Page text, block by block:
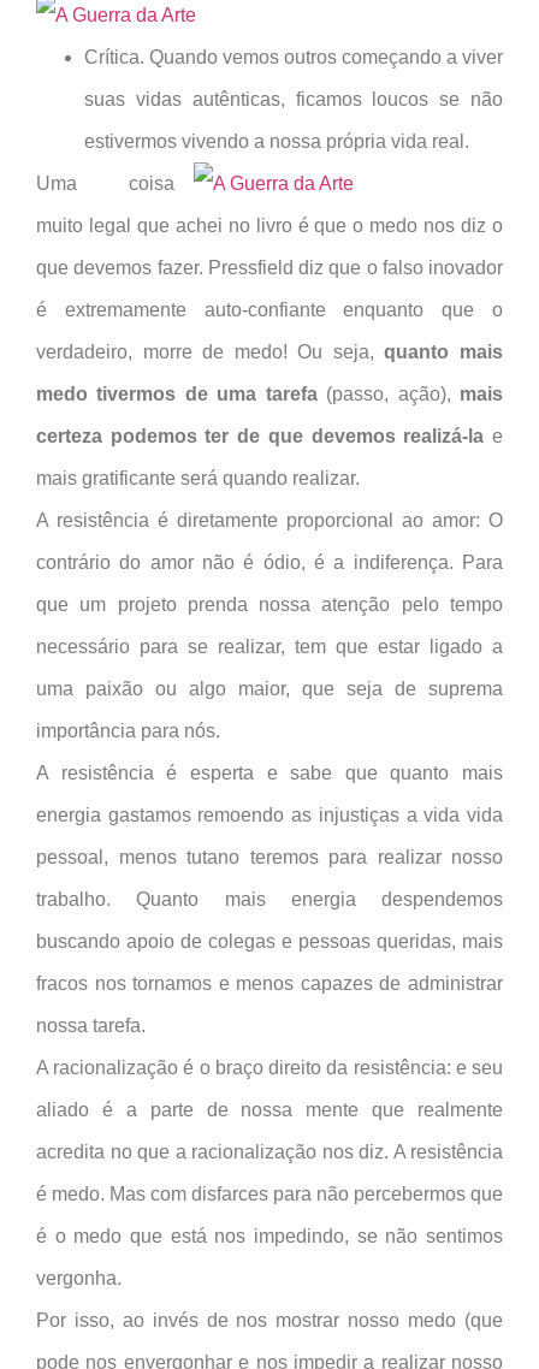
Crítica. Quando vemos outros começando a viver
suas vidas autênticas, ficamos loucos se não
estivermos vivendo a nossa própria vida real.
Uma coisa
muito legal que achei no livro é que o medo nos diz o
que devemos fazer. Pressfield diz que o falso inovador
é extremamente auto-confiante enquanto que o
verdadeiro, morre de medo! Ou seja, quanto mais
medo tivermos de uma tarefa(passo, ação), mais
certeza podemos ter de que devemos realizá-la e
mais gratificante será quando realizar.
A resistência é diretamente proporcional ao amor: O
contrário do amor não é ódio, é a indiferença. Para
que um projeto prenda nossa atenção pelo tempo
necessário para se realizar, tem que estar ligado a
uma paixão ou algo maior, que seja de suprema
importância para nós.
A resistência é esperta e sabe que quanto mais
energia gastamos remoendo as injustiças a vida vida
pessoal, menos tutano teremos para realizar nosso
trabalho. Quanto mais energia despendemos
buscando apoio de colegas e pessoas queridas, mais
fracos nos tornamos e menos capazes de administrar
nossa tarefa.
A racionalização é o braço direito da resistência: e seu
aliado é a parte de nossa mente que realmente
acredita no que a racionalização nos diz. A resistência
é medo. Mas com disfarces para não percebermos que
é o medo que está nos impedindo, se não sentimos
vergonha.
Por isso, ao invés de nos mostrar nosso medo (que
pode nos envergonhar e nos impedir a realizar nosso